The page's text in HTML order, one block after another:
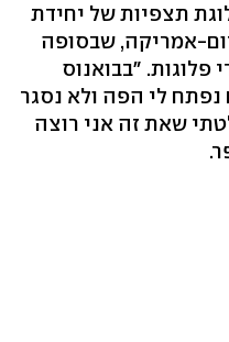
תצפיות של יחידת
אמריקה, שבסופה
"בבואנוס
נפתח לי הפה ולא נסגר
שאת זה אני רוצה